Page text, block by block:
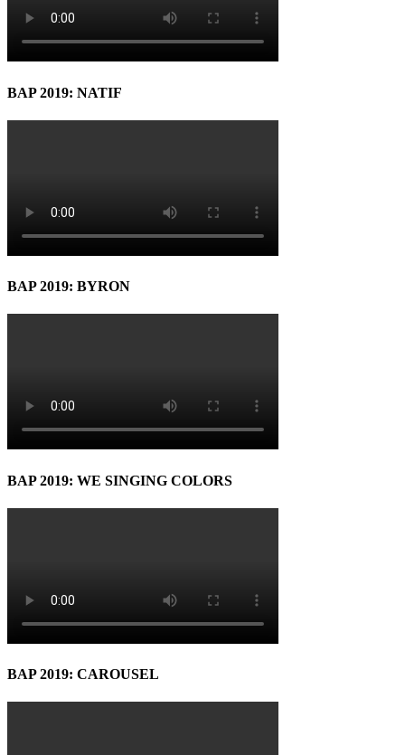
BAP 2019: NATIF
BAP 2019: BYRON
BAP 2019: WE SINGING COLORS
BAP 2019: CAROUSEL